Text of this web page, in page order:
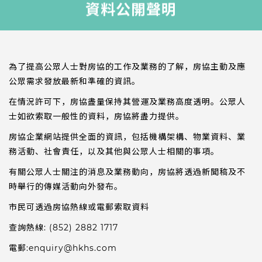
資料公開聲明
為了提高公眾人士對房協的工作及業務的了解，房協主動及應
公眾需求發放最新和準確的資訊。
在情況許可下，房協盡量保持其營運及業務高度透明。公眾人
士如欲索取一般性的資料，房協將盡力提供。
房協企業網站提供全面的資訊，包括機構架構、物業資料、業
務活動、社會責任，以及其他與公眾人士相關的事項。
有關公眾人士關注的消息及業務動向，房協將透過新聞稿及不
時舉行的傳媒活動向外發布。
市民可透過房協熱線或電郵索取資料
查詢熱線: (852) 2882 1717
電郵:enquiry@hkhs.com